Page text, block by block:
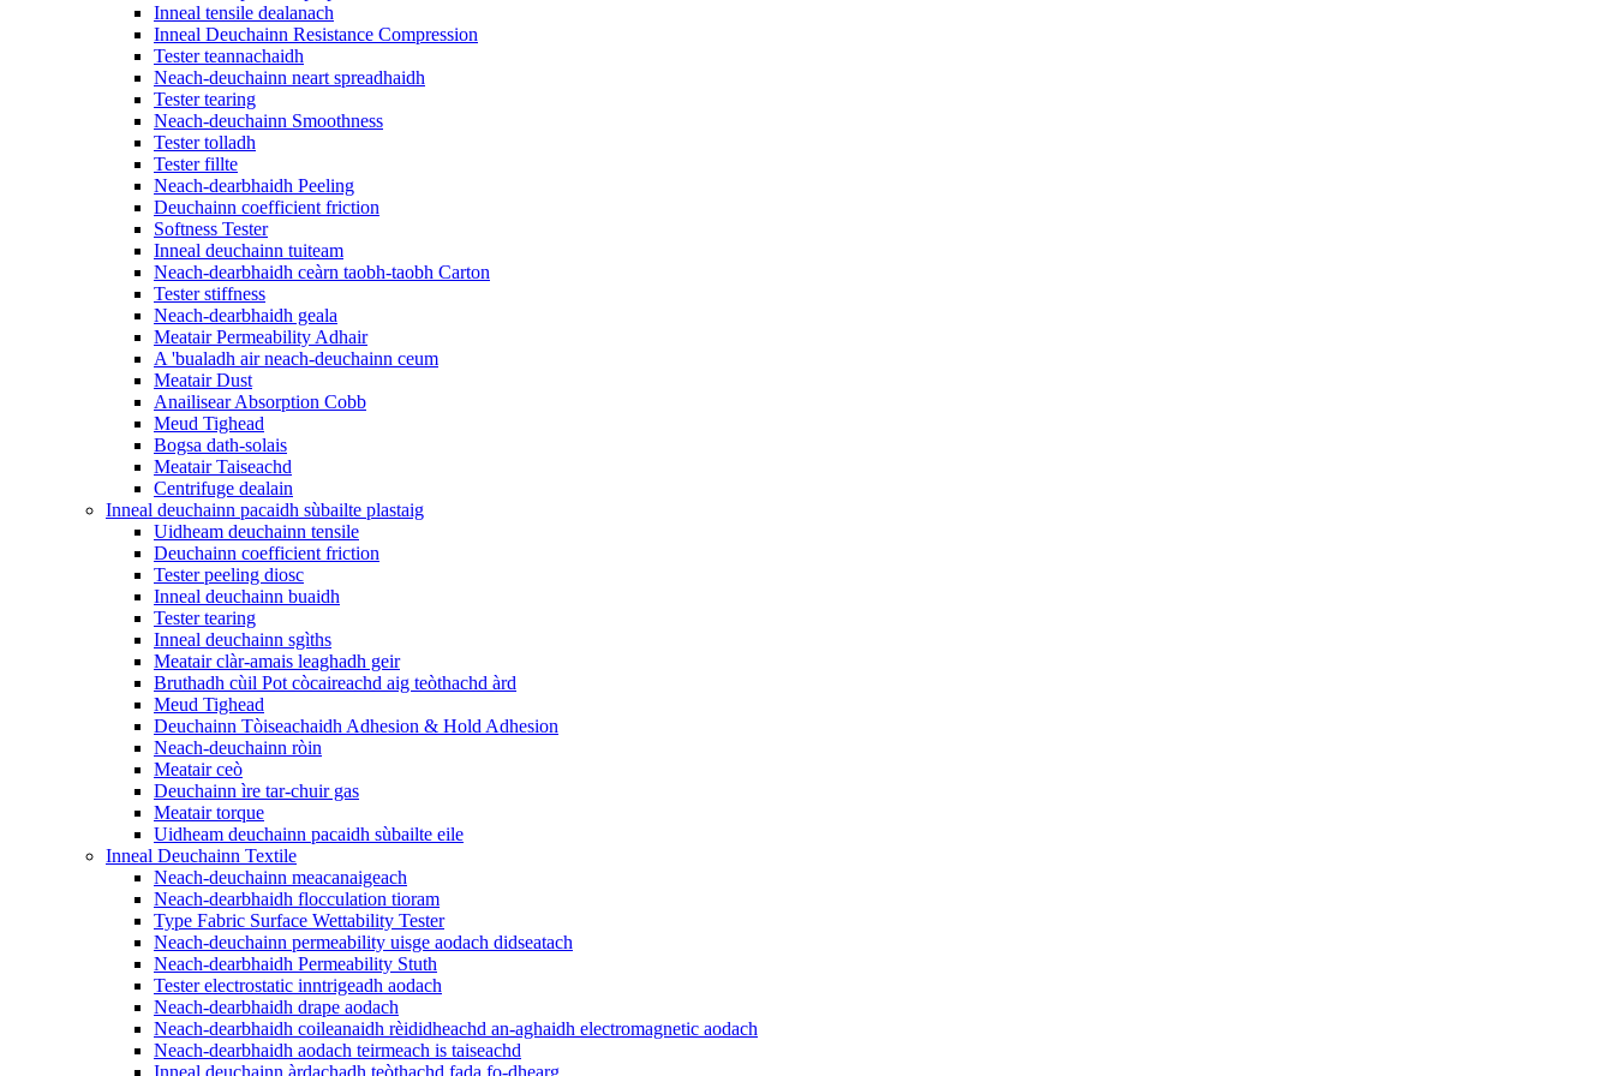
Inneal tensile dealanach
Inneal Deuchainn Resistance Compression
Tester teannachaidh
Neach-deuchainn neart spreadhaidh
Tester tearing
Neach-deuchainn Smoothness
Tester tolladh
Tester fillte
Neach-dearbhaidh Peeling
Deuchainn coefficient friction
Softness Tester
Inneal deuchainn tuiteam
Neach-dearbhaidh ceàrn taobh-taobh Carton
Tester stiffness
Neach-dearbhaidh geala
Meatair Permeability Adhair
A 'bualadh air neach-deuchainn ceum
Meatair Dust
Anailisear Absorption Cobb
Meud Tighead
Bogsa dath-solais
Meatair Taiseachd
Centrifuge dealain
Inneal deuchainn pacaidh sùbailte plastaig
Uidheam deuchainn tensile
Deuchainn coefficient friction
Tester peeling diosc
Inneal deuchainn buaidh
Tester tearing
Inneal deuchainn sgìths
Meatair clàr-amais leaghadh geir
Bruthadh cùil Pot còcaireachd aig teòthachd àrd
Meud Tighead
Deuchainn Tòiseachaidh Adhesion & Hold Adhesion
Neach-deuchainn ròin
Meatair ceò
Deuchainn ìre tar-chuir gas
Meatair torque
Uidheam deuchainn pacaidh sùbailte eile
Inneal Deuchainn Textile
Neach-deuchainn meacanaigeach
Neach-dearbhaidh flocculation tioram
Type Fabric Surface Wettability Tester
Neach-deuchainn permeability uisge aodach didseatach
Neach-dearbhaidh Permeability Stuth
Tester electrostatic inntrigeadh aodach
Neach-dearbhaidh drape aodach
Neach-dearbhaidh coileanaidh rèididheachd an-aghaidh electromagnetic aodach
Neach-dearbhaidh aodach teirmeach is taiseachd
Inneal deuchainn àrdachadh teòthachd fada fo-dhearg